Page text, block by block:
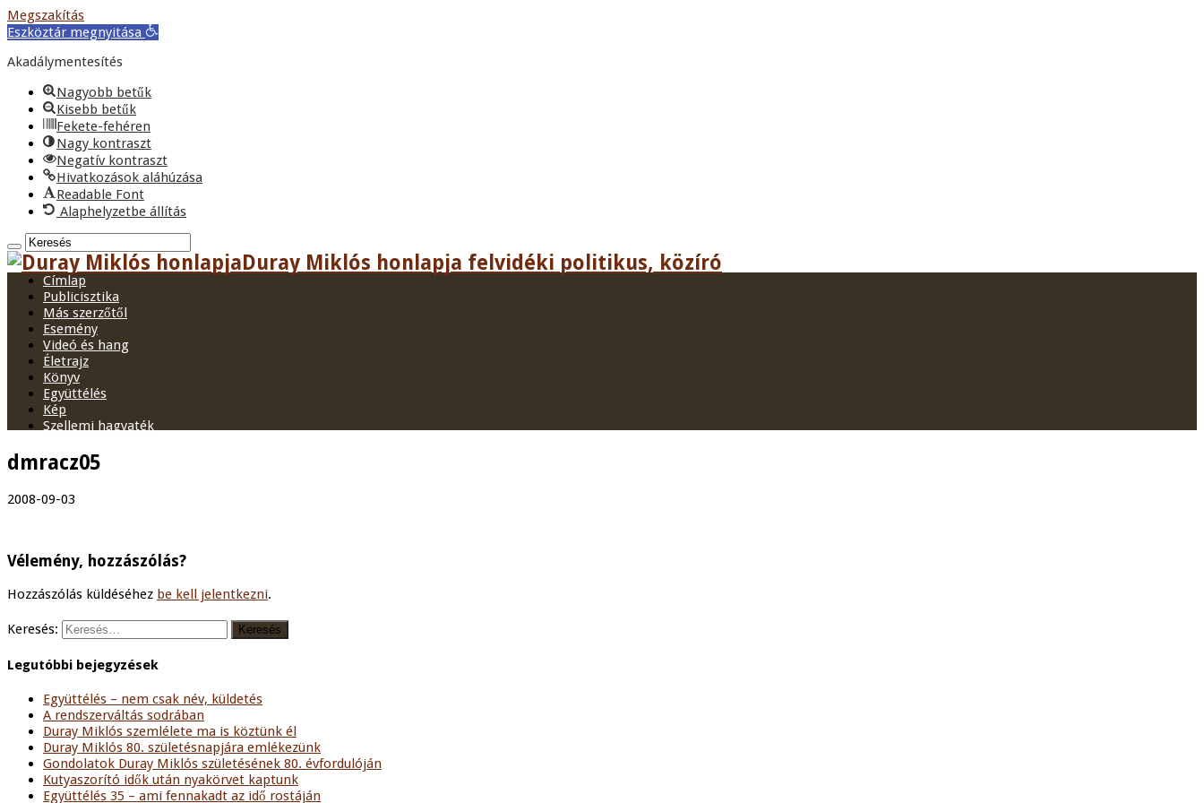
Megszakítás
Eszköztár megnyitása
Akadálymentesítés
Nagyobb betűk
Kisebb betűk
Fekete-fehéren
Nagy kontraszt
Negatív kontraszt
Hivatkozások aláhúzása
Readable Font
Alaphelyzetbe állítás
Duray Miklós honlapja felvidéki politikus, közíró
Címlap
Publicisztika
Más szerzőtől
Esemény
Videó és hang
Életrajz
Könyv
Együttélés
Kép
Szellemi hagyaték
dmracz05
2008-09-03
Vélemény, hozzászólás?
Hozzászólás küldéséhez be kell jelentkezni.
Keresés:
Legutóbbi bejegyzések
Együttélés – nem csak név, küldetés
A rendszerváltás sodrában
Duray Miklós szemlélete ma is köztünk él
Duray Miklós 80. születésnapjára emlékezünk
Gondolatok Duray Miklós születésének 80. évfordulóján
Kutyaszorító idők után nyakörvet kaptunk
Együttélés 35 – ami fennakadt az idő rostáján